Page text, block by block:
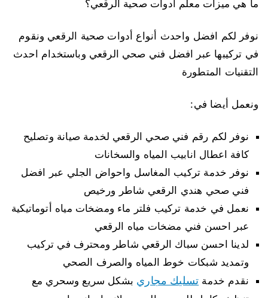
ما هي ميزات معلم أدوات صحية الرقعي؟
نوفر لكم افضل واحدث أنواع أدوات صحية الرقعي ونقوم
في تركيبها عبر افضل فني صحي الرقعي وباستخدام احدث
التقنيات المتطورة
ونعمل أيضا في:
نوفر لكم رقم فني صحي الرقعي لخدمة صيانة وتصليح
كافة اعطال انابيب المياه والسخانات
نوفر خدمة تركيب المغاسل واحواض الجلي عبر افضل
فني صحي هندي الرقعي شاطر ورخيص
نعمل في خدمة تركيب فلتر ماء ومضخات مياه أتوماتيكية
عبر احسن فني مضخات مياه الرقعي
لدينا احسن سباك الرقعي شاطر ومحترف في تركيب
وتمديد شبكات خوط المياه والصرف الصحي
نقدم خدمة تسليك مجاري بشكل سريع وسحري مع